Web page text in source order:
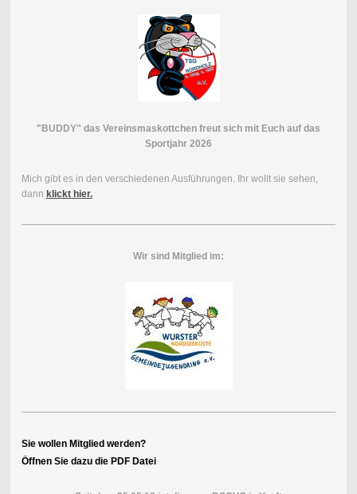
"BUDDY" das Vereinsmaskottchen freut sich mit Euch auf das
Sportjahr 2026
Mich gibt es in den verschiedenen Ausführungen. Ihr wollt sie sehen,
dann klickt hier.
Wir sind Mitglied im:
Sie wollen Mitglied werden?
Öffnen Sie dazu die PDF Datei